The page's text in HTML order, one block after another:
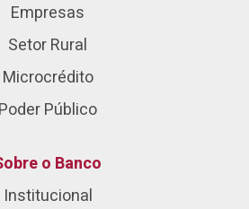
Empresas
Setor Rural
Microcrédito
Poder Público
o Banco
Institucional